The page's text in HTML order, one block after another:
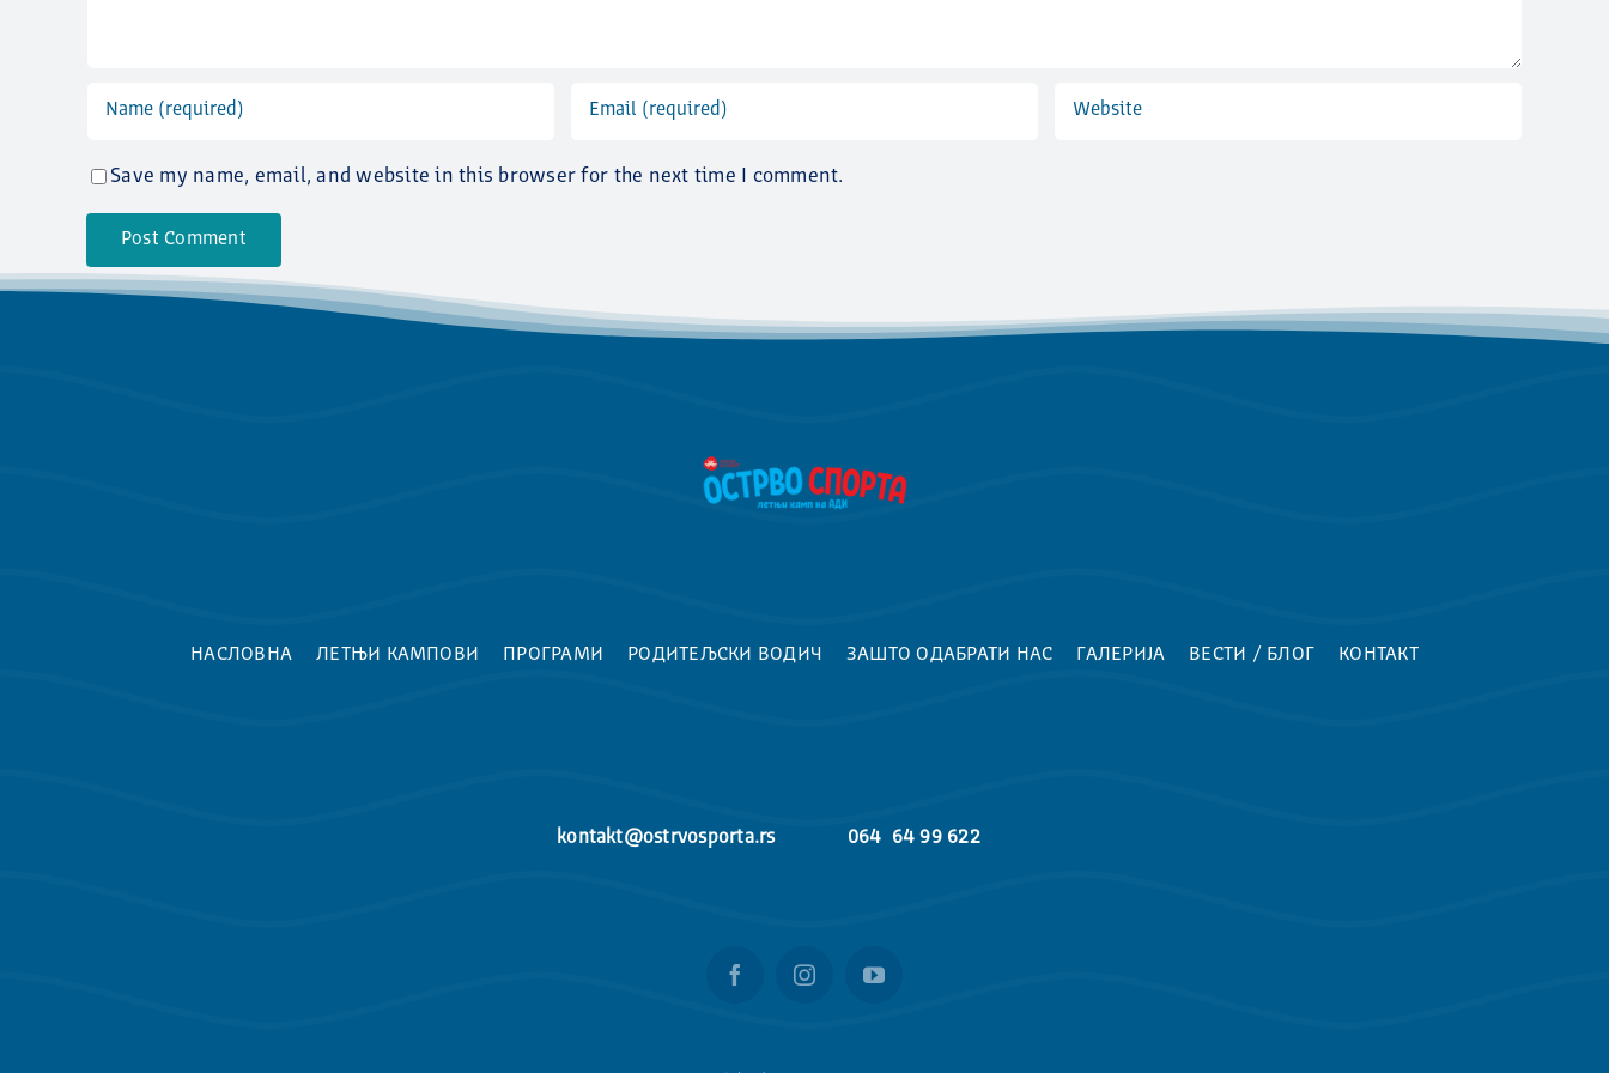
Save my name, email, and website in this browser for the next time I comment.
НАСЛОВНА ЛЕТЊИ КАМПОВИ ПРОГРАМИ РОДИТЕЉСКИ ВОДИЧ ЗАШТО ОДАБРАТИ НАС ГАЛЕРИЈА ВЕСТИ / БЛОГ КОНТАКТ
kontakt@ostrvosporta.rs 064 64 99 622